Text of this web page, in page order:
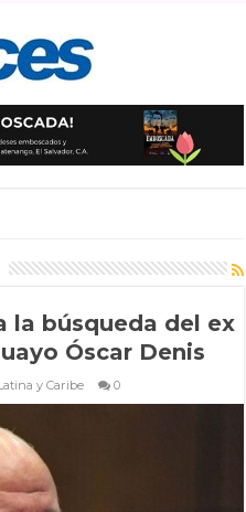
la búsqueda del ex
Óscar Denis
y Caribe 0